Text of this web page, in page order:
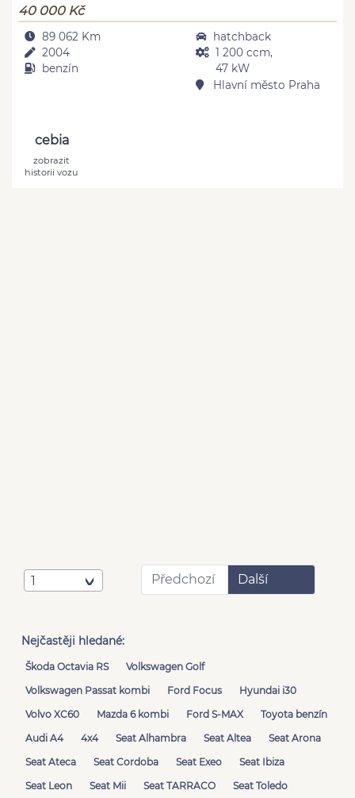
40 000 Kč
89 062 Km
2004
benzín
hatchback
1 200 ccm,
47 kW
Hlavní město Praha
cebia
zobrazit
historii vozu
1 Předchozí Další
Nejčastěji hledané:
Škoda Octavia RS
Volkswagen Golf
Volkswagen Passat kombi
Ford Focus
Hyundai i30
Volvo XC60
Mazda 6 kombi Ford S-MAX
Toyota benzín
Audi A4
4x4 Seat Alhambra Seat Altea
Seat Arona
Seat Ateca
Seat Cordoba Seat Exeo
Seat Ibiza
Seat Leon
Seat Mii Seat TARRACO Seat Toledo